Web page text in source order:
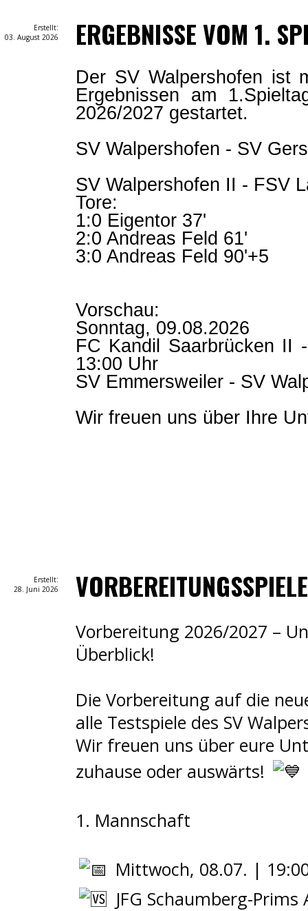
Erstellt:
03. August 2026
ERGEBNISSE VOM 1.
Der SV Walpershofen ist
Ergebnissen am
2026/2027 gestartet.
SV Walpershofen - SV
SV Walpershofen II - FSV
Tore:
1:0 Eigentor 37'
2:0 Andreas Feld 61'
3:0 Andreas Feld 90'+5
Vorschau:
Sonntag, 09.08.2026
FC Kandil Saarbrücken II
13:00 Uhr
SV Emmersweiler - SV
Wir freuen uns über Ihre
Erstellt:
28. Juni 2026
Vorbereitung 2026/2027 –
Überblick!
Die Vorbereitung auf die
alle Testspiele des SV
Wir freuen uns über eure
zuhause oder auswärts!
1. Mannschaft
Mittwoch, 08.07. |
JFG Schaumberg-Prims